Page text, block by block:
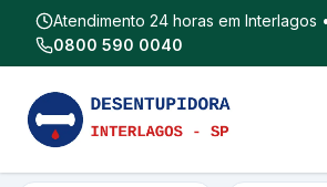
Atendimento 24 horas em Interlagos
0800 590 0040